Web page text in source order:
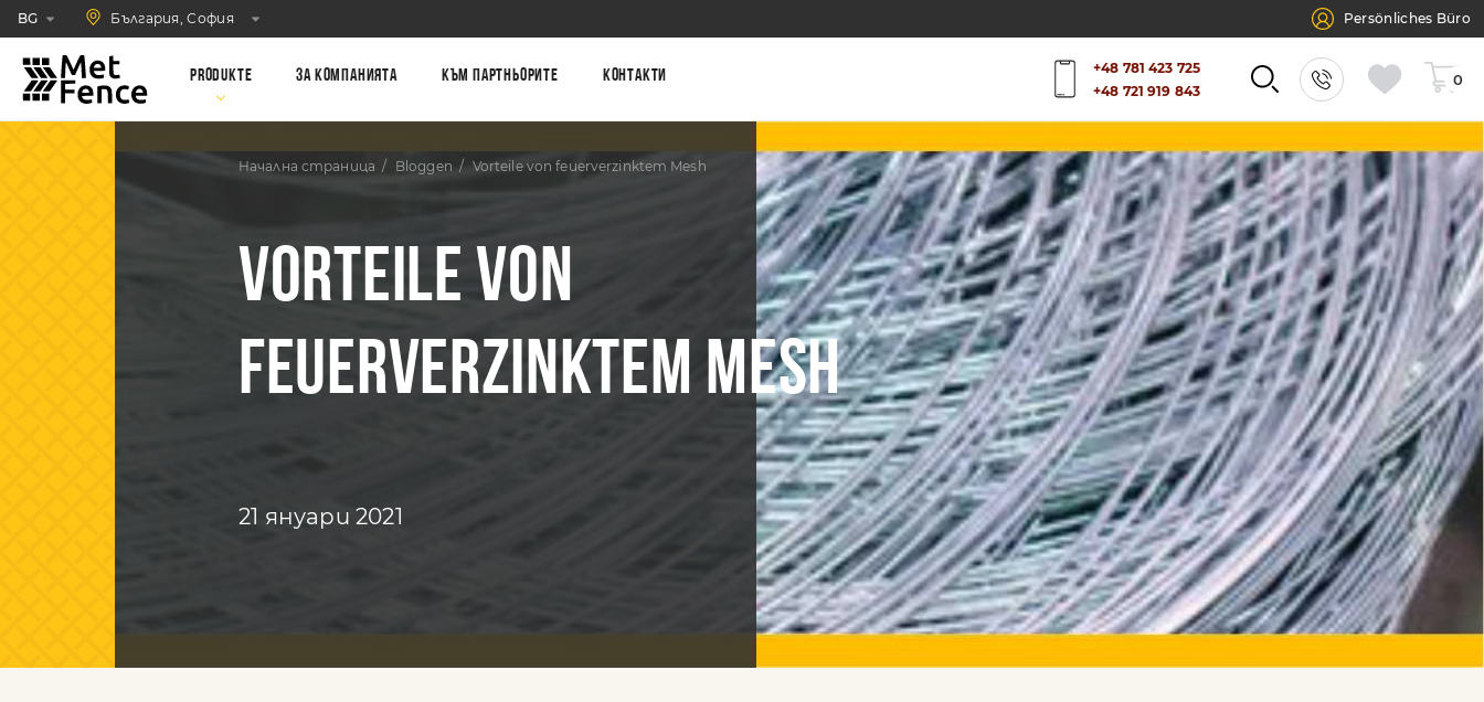
BG България, София Persönliches Büro
Produkte За компанията Към партньорите Контакти
+48 781 423 725
+48 721 919 843
0
Начална страница Bloggen Vorteile von feuerverzinktem Mesh
VORTEILE VON
FEUERVERZINKTEM MESH
21 януари 2021